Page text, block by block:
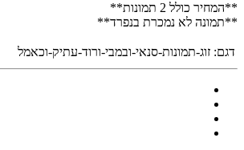
**המחיר כולל 2 תמונות**
**תמונה לא נמכרת בנפרד**
דגם: זוג-תמונות-סנאי-ובמבי-ורוד-עתיק-וכאמל